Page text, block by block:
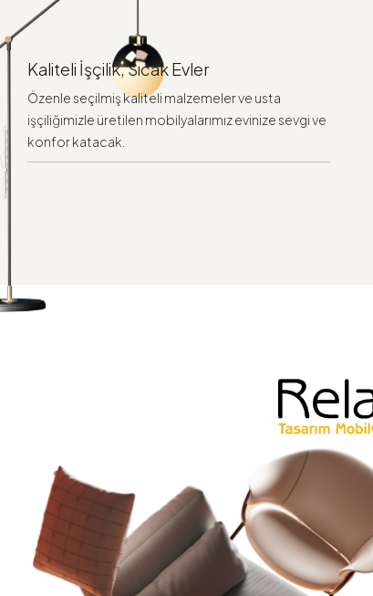
Kaliteli İşçilik, Sıcak Evler
Özenle seçilmiş kaliteli malzemeler ve usta
işçiliğimizle üretilen mobilyalarımız evinize sevgi ve
konfor katacak.